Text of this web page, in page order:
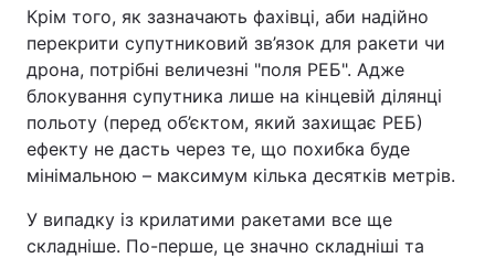
Крім того, як зазначають фахівці, аби надійно
перекрити супутниковий зв’язок для ракети чи
дрона, потрібні величезні "поля РЕБ". Адже
блокування супутника лише на кінцевій ділянці
польоту (перед об’єктом, який захищає РЕБ)
ефекту не дасть через те, що похибка буде
мінімальною – максимум кілька десятків метрів.
У випадку із крилатими ракетами все ще
складніше. По-перше, це значно складніші та